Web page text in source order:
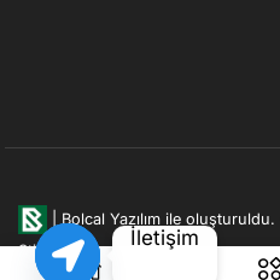
Bolcal Yazılım ile oluşturuldu.
Şti. firmasına aittir.
İletişim